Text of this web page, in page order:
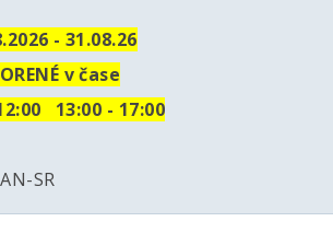
- 31.08.26
v čase
13:00 - 17:00
SR